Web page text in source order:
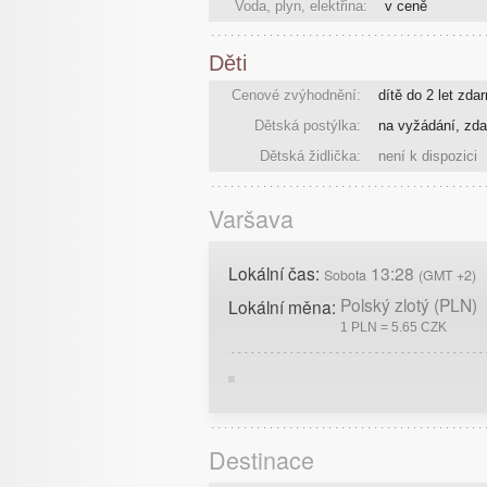
Voda, plyn, elektřina:
v ceně
Děti
Cenové zvýhodnění:
dítě do 2 let
Dětská postýlka:
na vyžádání,
Dětská židlička:
není k dispozici
Varšava
Lokální čas: Sobota 13:28 (GMT +2)
Lokální měna: Polský zlotý (PLN)
1 PLN = 5.65 CZK
Destinace